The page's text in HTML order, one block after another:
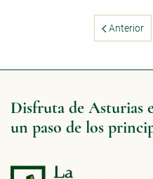
Anterior
Disfruta de Asturias
un paso de los